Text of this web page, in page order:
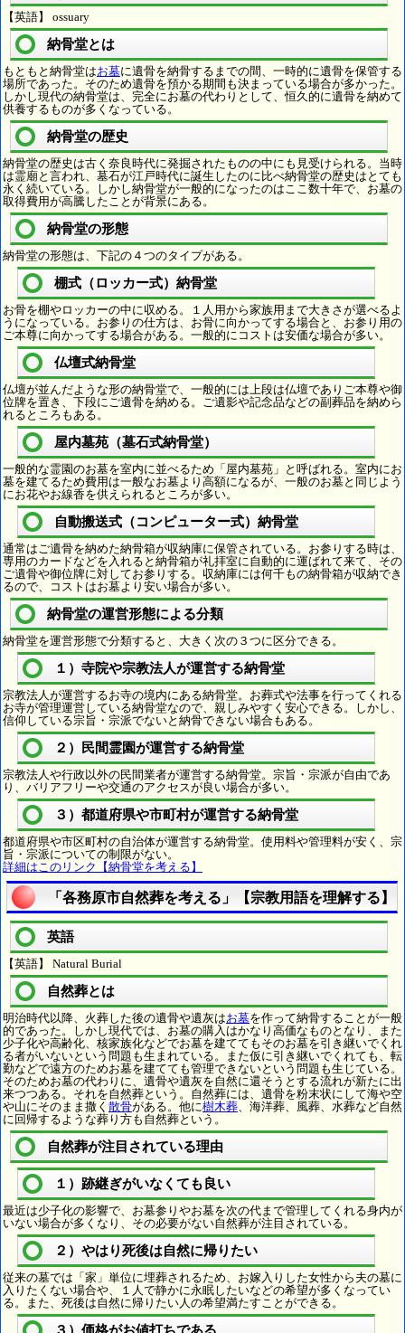
【英語】 ossuary
納骨堂とは
もともと納骨堂はお墓に遺骨を納骨するまでの間、一時的に遺骨を保管する
場所であった。そのため遺骨を預かる期間も決まっている場合が多かった。
しかし現代の納骨堂は、完全にお墓の代わりとして、恒久的に遺骨を納めて
供養するものが多くなっている。
納骨堂の歴史
納骨堂の歴史は古く奈良時代に発掘されたものの中にも見受けられる。当時
は霊廟と言われ、墓石が江戸時代に誕生したのに比べ納骨堂の歴史はとても
永く続いている。しかし納骨堂が一般的になったのはここ数十年で、お墓の
取得費用が高騰したことが背景にある。
納骨堂の形態
納骨堂の形態は、下記の４つのタイプがある。
棚式（ロッカー式）納骨堂
お骨を棚やロッカーの中に収める。１人用から家族用まで大きさが選べるよ
うになっている。お参りの仕方は、お骨に向かってする場合と、お参り用の
ご本尊に向かってする場合がある。一般的にコストは安価な場合が多い。
仏壇式納骨堂
仏壇が並んだような形の納骨堂で、一般的には上段は仏壇でありご本尊や御
位牌を置き、下段にご遺骨を納める。ご遺影や記念品などの副葬品を納めら
れるところもある。
屋内墓苑（墓石式納骨堂）
一般的な霊園のお墓を室内に並べるため「屋内墓苑」と呼ばれる。室内にお
墓を建てるため費用は一般なお墓より高額になるが、一般のお墓と同じよう
にお花やお線香を供えられるところが多い。
自動搬送式（コンピューター式）納骨堂
通常はご遺骨を納めた納骨箱が収納庫に保管されている。お参りする時は、
専用のカードなどを入れると納骨箱が礼拝室に自動的に運ばれて来て、その
ご遺骨や御位牌に対してお参りする。収納庫には何千もの納骨箱が収納でき
るので、コストはお墓より安い場合が多い。
納骨堂の運営形態による分類
納骨堂を運営形態で分類すると、大きく次の３つに区分できる。
１）寺院や宗教法人が運営する納骨堂
宗教法人が運営するお寺の境内にある納骨堂。お葬式や法事を行ってくれる
お寺が管理運営している納骨堂なので、親しみやすく安心できる。しかし、
信仰している宗旨・宗派でないと納骨できない場合もある。
２）民間霊園が運営する納骨堂
宗教法人や行政以外の民間業者が運営する納骨堂。宗旨・宗派が自由であ
り、バリアフリーや交通のアクセスが良い場合が多い。
３）都道府県や市町村が運営する納骨堂
都道府県や市区町村の自治体が運営する納骨堂。使用料や管理料が安く、宗
旨・宗派についての制限がない。
詳細はこのリンク【納骨堂を考える】
「各務原市自然葬を考える」【宗教用語を理解する】
英語
【英語】 Natural Burial
自然葬とは
明治時代以降、火葬した後の遺骨や遺灰はお墓を作って納骨することが一般
的であった。しかし現代では、お墓の購入はかなり高価なものとなり、また
少子化や高齢化、核家族化などでお墓を建ててもそのお墓を引き継いでくれ
る者がいないという問題も生まれている。また仮に引き継いでくれても、転
勤などで遠方のためお墓を建てても管理できないという問題も生じている。
そのためお墓の代わりに、遺骨や遺灰を自然に還そうとする流れが新たに出
来つつある。それを自然葬という。自然葬には、遺骨を粉末状にして海や空
や山にそのまま撒く 散骨がある。他に樹木葬、海洋葬、風葬、水葬など自然
に回帰するような葬り方も自然葬という。
自然葬が注目されている理由
１）跡継ぎがいなくても良い
最近は少子化の影響で、お墓参りやお墓を次の代まで管理してくれる身内が
いない場合が多くなり、その必要がない自然葬が注目されている。
２）やはり死後は自然に帰りたい
従来の墓では「家」単位に埋葬されるため、お嫁入りした女性から夫の墓に
入りたくない場合や、１人で静かに永眠したいなどの希望が多くなってい
る。また、死後は自然に帰りたい人の希望満たすことができる。